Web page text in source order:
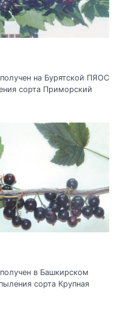
на Бурятской ПЯОС
сорта Приморский
в Башкирском
сорта Крупная